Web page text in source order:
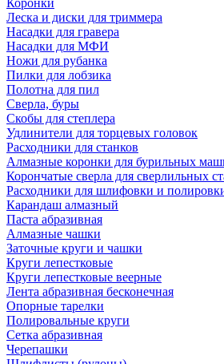
Коронки
Леска и диски для триммера
Насадки для гравера
Насадки для МФИ
Ножи для рубанка
Пилки для лобзика
Полотна для пил
Сверла, буры
Скобы для степлера
Удлинители для торцевых головок
Расходники для станков
Алмазные коронки для бурильных
Корончатые сверла для сверлильных
Расходники для шлифовки и
Карандаш алмазный
Паста абразивная
Алмазные чашки
Заточные круги и чашки
Круги лепестковые
Круги лепестковые веерные
Лента абразивная бесконечная
Опорные тарелки
Полировальные круги
Сетка абразивная
Черепашки